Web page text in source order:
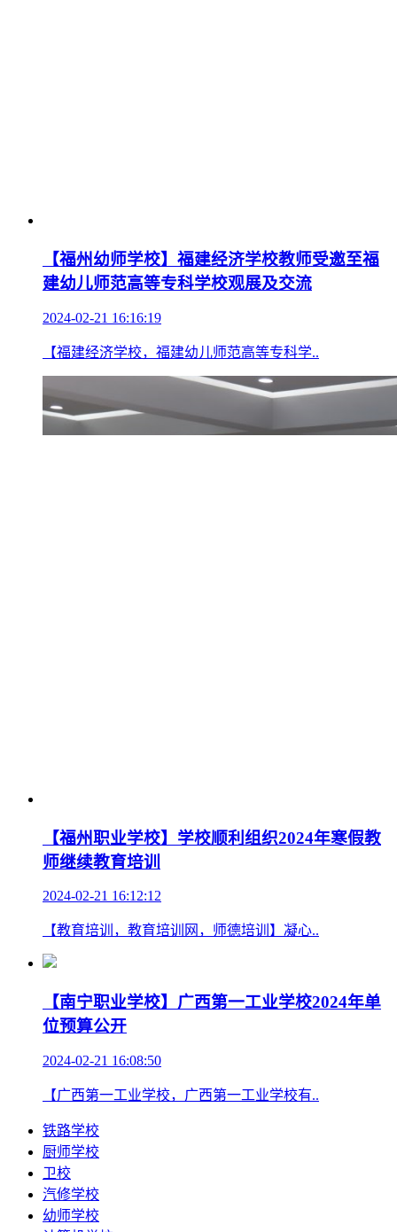
【福州幼师学校】福建经济学校教师受邀至福
建幼儿师范高等专科学校观展及交流
2024-02-21 16:16:19
【福建经济学校，福建幼儿师范高等专科学..
【福州职业学校】学校顺利组织2024年寒假教
师继续教育培训
2024-02-21 16:12:12
【教育培训，教育培训网，师德培训】凝心..
【南宁职业学校】广西第一工业学校2024年单
位预算公开
2024-02-21 16:08:50
【广西第一工业学校，广西第一工业学校有..
铁路学校
厨师学校
卫校
汽修学校
幼师学校